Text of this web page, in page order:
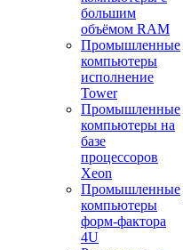
большим
объёмом RAM
Промышленные
компьютеры
исполнение
Tower
Промышленные
компьютеры на
базе
процессоров
Xeon
Промышленные
компьютеры
форм-фактора
4U